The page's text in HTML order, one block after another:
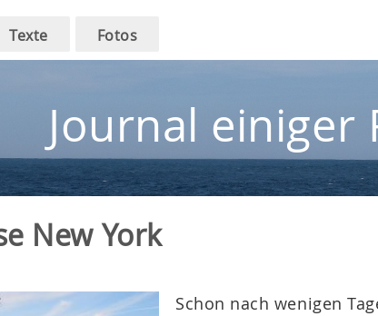
Texte Fotos
Journal einiger
New York
Schon nach wenigen